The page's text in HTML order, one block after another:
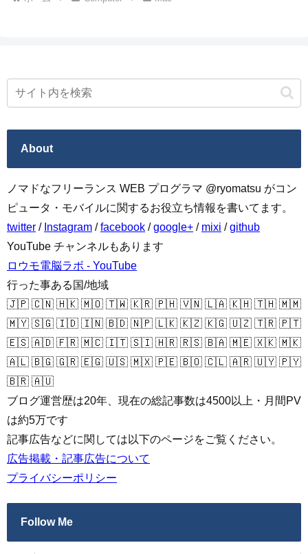
About
ノマドなフリーランス WEB プログラマ @ryomatsu がコン
ピュータ・モバイルに関するお役立ち情報を書いてます。
twitter / Instagram /facebook /google+ / mixi /github
YouTube チャンネルもあります
ロウモ電脳ラボ - YouTube
行った事ある国/地域
🇯🇵 🇨🇳 🇭🇰 🇲🇴 🇹🇼 🇰🇷 🇵🇭 🇻🇳 🇱🇦 🇰🇭 🇹🇭 🇲🇲
🇲🇾 🇸🇬 🇮🇩 🇮🇳 🇧🇩 🇳🇵 🇱🇰 🇰🇿 🇰🇬 🇺🇿 🇹🇷 🇵🇹
🇪🇸 🇦🇩 🇫🇷 🇲🇨 🇮🇹 🇸🇮 🇭🇷 🇷🇸 🇧🇦 🇲🇪 🇽🇰 🇲🇰
🇦🇱 🇧🇬 🇬🇷 🇪🇬 🇺🇸 🇲🇽 🇵🇪 🇧🇴 🇨🇱 🇦🇷 🇺🇾 🇵🇾
🇧🇷 🇦🇺
ブログ運営歴は20年、現在の総記事数は4500以上・月間PV
は約5万です
記事広告などに関しては以下のページをご覧ください。
広告掲載・記事広告について
プライバシーポリシー
Follow Me